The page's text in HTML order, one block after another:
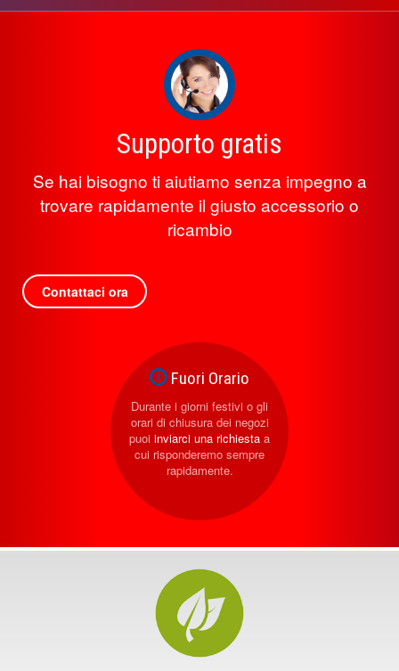
Supporto gratis
Se hai bisogno ti aiutiamo senza impegno a
trovare rapidamente il giusto accessorio o
ricambio
Contattaci ora
Fuori Orario
Durante i giorni festivi o gli
orari di chiusura dei negozi
puoi inviarci una richiesta a
cui risponderemo sempre
rapidamente.